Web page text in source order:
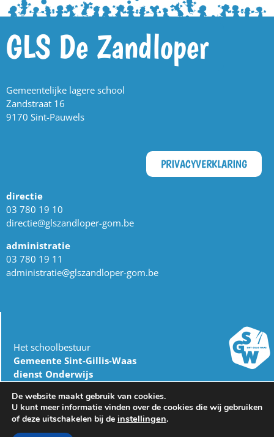
GLS De Zandloper
Gemeentelijke lagere school
Zandstraat 16
9170 Sint-Pauwels
PRIVACYVERKLARING
directie
03 780 19 10
directie@glszandloper-gom.be
administratie
03 780 19 11
administratie@glszandloper-gom.be
Het schoolbestuur
Gemeente Sint-Gillis-Waas
dienst Onderwijs
9170 Sint-Gillis-Waas
03 727 17 00
De website maakt gebruik van cookies.
U kunt meer informatie vinden over de cookies die wij gebruiken
of deze uitschakelen bij de instellingen.